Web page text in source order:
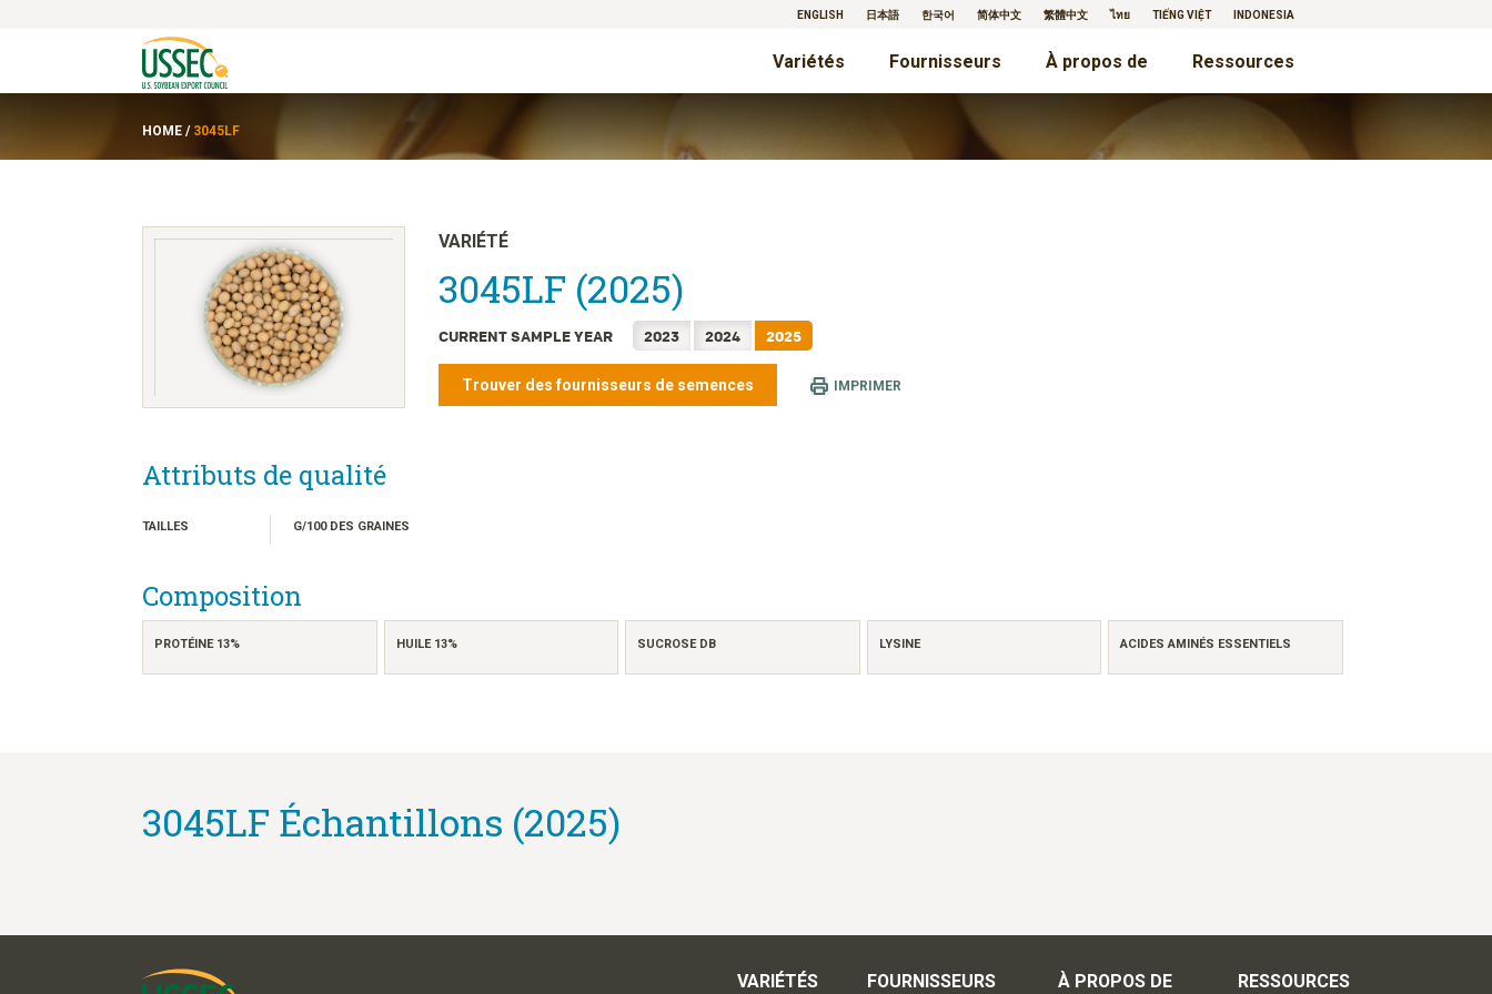
ENGLISH 日本語 한국어 简体中文 繁體中文 ไทย TIẾNG VIỆT INDONESIA
Variétés Fournisseurs À propos de Ressources
HOME / 3045LF
VARIÉTÉ
3045LF (2025)
CURRENT SAMPLE YEAR 2023 2024 2025
Trouver des fournisseurs de semences IMPRIMER
Attributs de qualité
TAILLES G/100 DES GRAINES
Composition
PROTÉINE 13% HUILE 13% SUCROSE DB LYSINE ACIDES AMINÉS ESSENTIELS
3045LF Échantillons (2025)
VARIÉTÉS FOURNISSEURS À PROPOS DE RESSOURCES